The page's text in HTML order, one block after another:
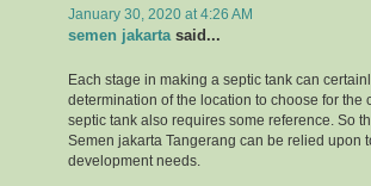
January 30, 2020 at 4:26 AM
semen jakarta said...
Each stage in making a septic tank can
determination of the location to choose for the
septic tank also requires some reference. So
Semen jakarta Tangerang can be relied upon
development needs.